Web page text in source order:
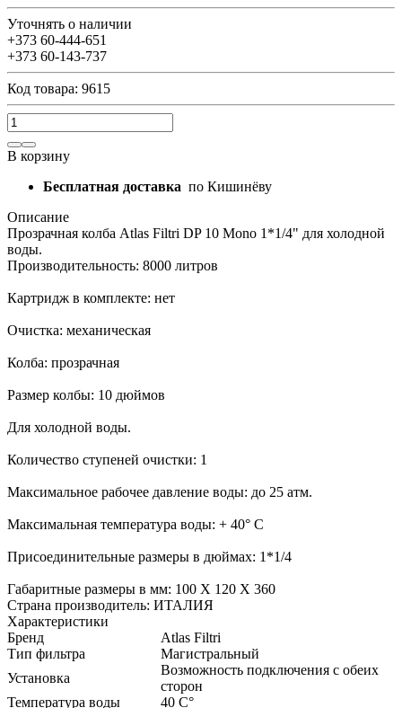
Уточнять о наличии
+373 60-444-651
+373 60-143-737
Код товара: 9615
В корзину
Бесплатная доставка по Кишинёву
Описание
Прозрачная колба Atlas Filtri DP 10 Mono 1*1/4" для холодной
воды.
Производительность: 8000 литров
Картридж в комплекте: нет
Очистка: механическая
Колба: прозрачная
Размер колбы: 10 дюймов
Для холодной воды.
Количество ступеней очистки: 1
Максимальное рабочее давление воды: до 25 атм.
Максимальная температура воды: + 40° С
Присоединительные размеры в дюймах: 1*1/4
Габаритные размеры в мм: 100 Х 120 Х 360
Страна производитель: ИТАЛИЯ
Характеристики
Бренд
Atlas Filtri
Тип фильтра
Магистральный
Установка
Возможность подключения с обеих
сторон
Температура воды
40 С°